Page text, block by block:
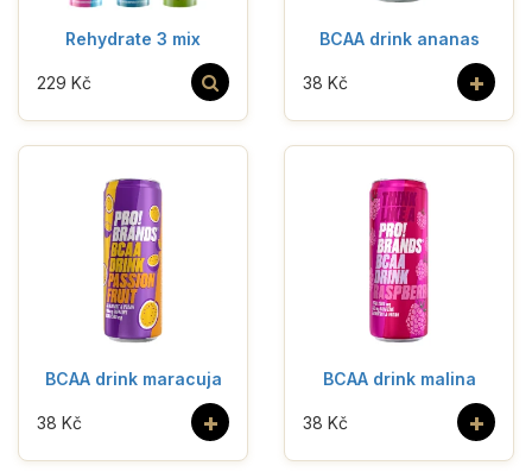
Rehydrate 3 mix
229 Kč
BCAA drink ananas
+
38 Kč
BCAA drink maracuja
+
38 Kč
BCAA drink malina
+
38 Kč